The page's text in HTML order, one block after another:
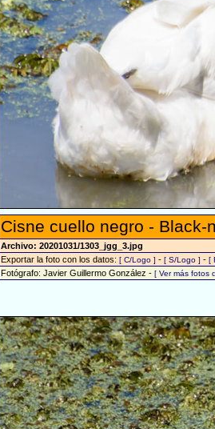
Cisne cuello negro -
Archivo: 20201031/1303_jgg_3.jpg
Exportar la foto con los datos: [ C/Logo ] - [ S/Logo ] - [
Fotógrafo: Javier Guillermo González - [ Ver más fotos